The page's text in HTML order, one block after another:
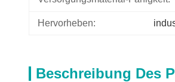
Hervorheben:
Beschreibung Des